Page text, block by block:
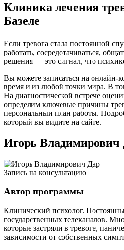
Клиника лечения
Базеле
Если тревога стала постоянной
работать, сосредотачиваться,
решения — это сигнал, что
Вы можете записаться на онлайн-
время и из любой точки мира. В
На диагностической встрече
определим ключевые причины
персональный план работы.
который вы видите на сайте.
Игорь Владимирович
Запись на консультацию
Автор программы
Клинический психолог.
государственных телеканалов.
которые застряли в тревоге,
зависимости от собственных